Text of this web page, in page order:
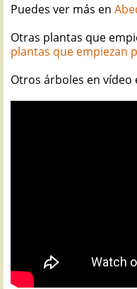
Puedes ver más en
Otras plantas que
plantas que empiezan
Otros árboles en vídeo